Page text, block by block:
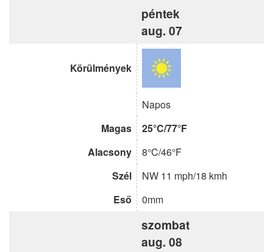
péntek
aug. 07
Körülmények
Napos
Magas
25°C/77°F
Alacsony
8°C/46°F
Szél
NW 11 mph/18 kmh
Eső
0mm
szombat
aug. 08